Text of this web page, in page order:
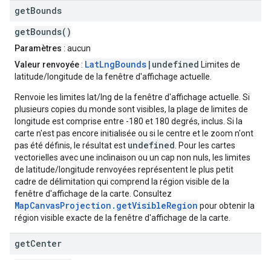
getBounds
getBounds()
Paramètres : aucun
Valeur renvoyée: LatLngBounds |undefined Limites de
latitude/longitude de la fenêtre d'affichage actuelle.
Renvoie les limites lat/lng de la fenêtre d'affichage actuelle. Si
plusieurs copies du monde sont visibles, la plage de limites de
longitude est comprise entre -180 et 180 degrés, inclus. Si la
carte n'est pas encore initialisée ou si le centre et le zoom n'ont
pas été définis, le résultat est undefined . Pour les cartes
vectorielles avec une inclinaison ou un cap non nuls, les limites
de latitude/longitude renvoyées représentent le plus petit
cadre de délimitation qui comprend la région visible de la
fenêtre d'affichage de la carte. Consultez
MapCanvasProjection.getVisibleRegion pour obtenir la
région visible exacte de la fenêtre d'affichage de la carte.
getCenter